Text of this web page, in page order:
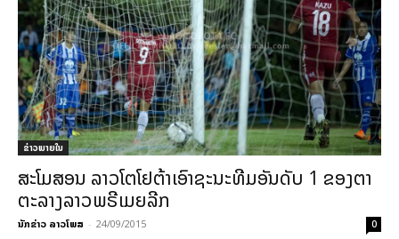
ຂ່າວພາຍ​ໃນ
ສະໂມສອນ ລາວໂຕໂຢຕ້າເອົາຊະນະທີມອັນດັບ 1 ຂອງຕາ
ຕະລາງລາວພຣີເມຍລີກ
ນັກຂ່າວ ລາວໂພສ - 24/09/2015 0